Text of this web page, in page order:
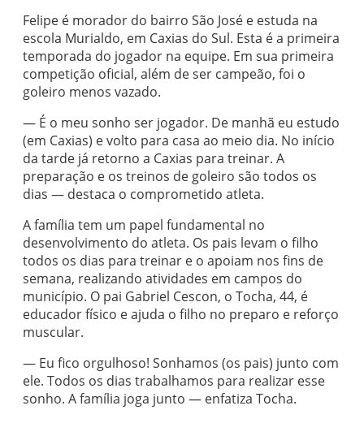
Felipe é morador do bairro São José e estuda na
escola Murialdo, em Caxias do Sul. Esta é a primeira
temporada do jogador na equipe. Em sua primeira
competição oficial, além de ser campeão, foi o
goleiro menos vazado.
— É o meu sonho ser jogador. De manhã eu estudo
(em Caxias) e volto para casa ao meio dia. No início
da tarde já retorno a Caxias para treinar. A
preparação e os treinos de goleiro são todos os
dias — destaca o comprometido atleta.
A família tem um papel fundamental no
desenvolvimento do atleta. Os pais levam o filho
todos os dias para treinar e o apoiam nos fins de
semana, realizando atividades em campos do
município. O pai Gabriel Cescon, o Tocha, 44, é
educador físico e ajuda o filho no preparo e reforço
muscular.
— Eu fico orgulhoso! Sonhamos (os pais) junto com
ele. Todos os dias trabalhamos para realizar esse
sonho. A família joga junto — enfatiza Tocha.